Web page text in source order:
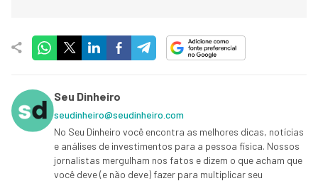
Seu Dinheiro
seudinheiro@seudinheiro.com
No Seu Dinheiro você encontra as melhores dicas, notícias
e análises de investimentos para a pessoa física. Nossos
jornalistas mergulham nos fatos e dizem o que acham que
você deve (e não deve) fazer para multiplicar seu